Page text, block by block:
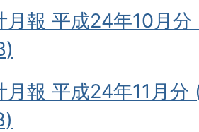
月報 平成24年10月
月報 平成24年11月